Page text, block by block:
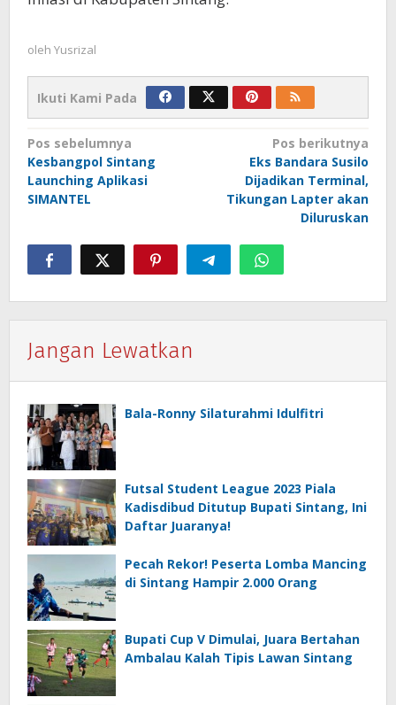
oleh Yusrizal
Ikuti Kami Pada
Navigasi
pos
Pos sebelumnya
Kesbangpol Sintang
Launching Aplikasi
SIMANTEL
Pos berikutnya
Eks Bandara Susilo
Dijadikan Terminal,
Tikungan Lapter akan
Diluruskan
Jangan Lewatkan
Bala-Ronny Silaturahmi Idulfitri
Futsal Student League 2023 Piala
Kadisdibud Ditutup Bupati Sintang, Ini
Daftar Juaranya!
Pecah Rekor! Peserta Lomba Mancing
di Sintang Hampir 2.000 Orang
Bupati Cup V Dimulai, Juara Bertahan
Ambalau Kalah Tipis Lawan Sintang